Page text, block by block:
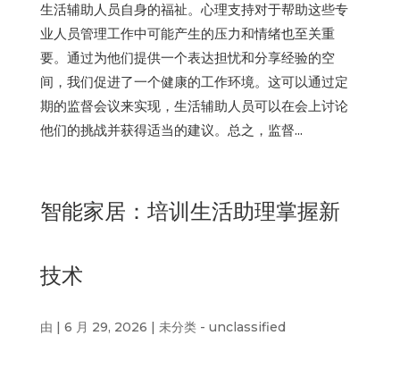
生活辅助人员自身的福祉。心理支持对于帮助这些专
业人员管理工作中可能产生的压力和情绪也至关重
要。通过为他们提供一个表达担忧和分享经验的空
间，我们促进了一个健康的工作环境。这可以通过定
期的监督会议来实现，生活辅助人员可以在会上讨论
他们的挑战并获得适当的建议。总之，监督...
智能家居：培训生活助理掌握新
技术
由 | 6 月 29, 2026 | 未分类 - unclassified